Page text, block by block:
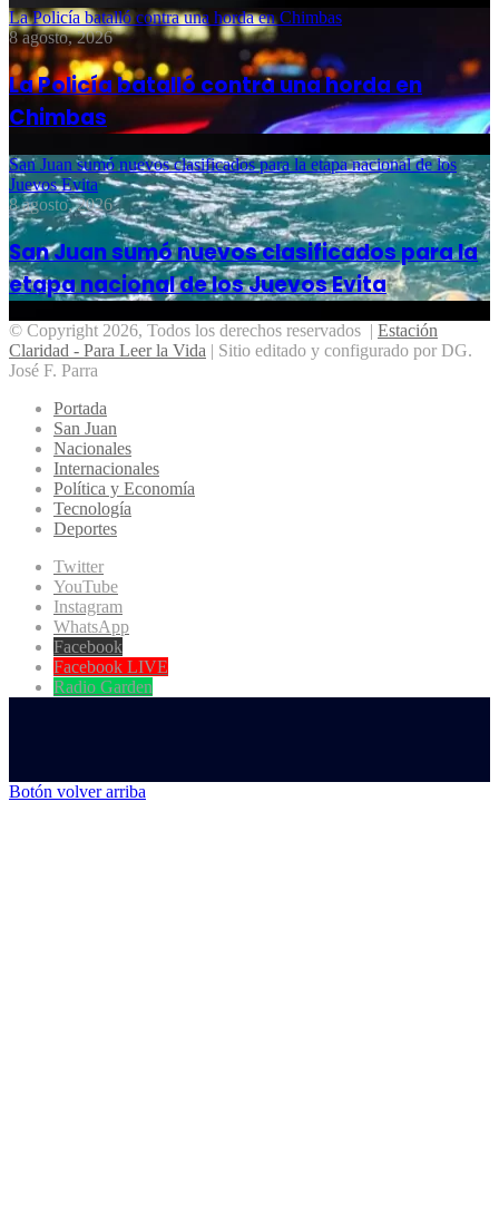
La Policía batalló contra una horda en Chimbas
8 agosto, 2026
La Policía batalló contra una horda en
Chimbas
San Juan sumó nuevos clasificados para la etapa nacional de los
Juevos Evita
8 agosto, 2026
San Juan sumó nuevos clasificados para la
etapa nacional de los Juevos Evita
© Copyright 2026, Todos los derechos reservados | Estación
Claridad - Para Leer la Vida | Sitio editado y configurado por DG.
José F. Parra
Portada
San Juan
Nacionales
Internacionales
Política y Economía
Tecnología
Deportes
Twitter
YouTube
Instagram
WhatsApp
Facebook
Facebook LIVE
Radio Garden
Botón volver arriba